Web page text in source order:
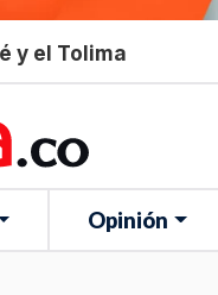
y el Tolima
Opinión